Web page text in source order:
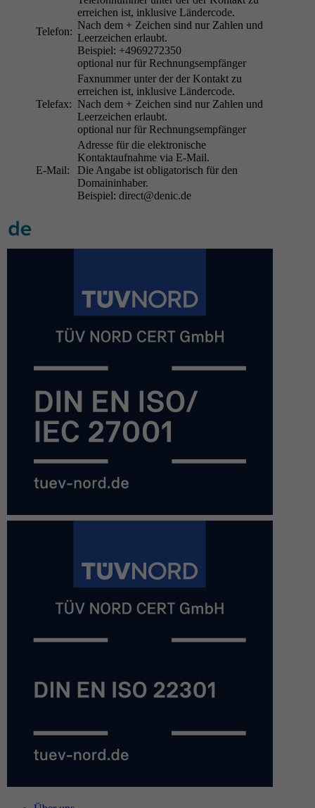
Telefon:
erreichen ist, inklusive Ländercode.
Nach dem + Zeichen sind nur Zahlen und
Leerzeichen erlaubt.
Beispiel: +4969272350
optional nur für Rechnungsempfänger
Telefax:
Faxnummer unter der der Kontakt zu
erreichen ist, inklusive Ländercode.
Nach dem + Zeichen sind nur Zahlen und
Leerzeichen erlaubt.
optional nur für Rechnungsempfänger
E-Mail:
Adresse für die elektronische
Kontaktaufnahme via E-Mail.
Die Angabe ist obligatorisch für den
Domaininhaber.
Beispiel: direct@denic.de